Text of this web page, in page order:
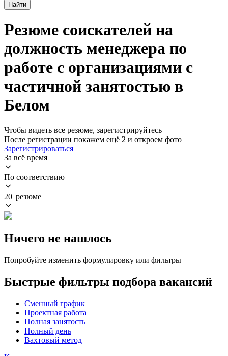
Найти
Резюме соискателей на
должность менеджера по
работе с организациями с
частичной занятостью в
Белом
Чтобы видеть все резюме, зарегистрируйтесь
После регистрации покажем ещё 2 и откроем фото
Зарегистрироваться
За всё время
По соответствию
20 резюме
Ничего не нашлось
Попробуйте изменить формулировку или фильтры
Быстрые фильтры подбора вакансий
Сменный график
Проектная работа
Полная занятость
Полный день
Вахтовый метод